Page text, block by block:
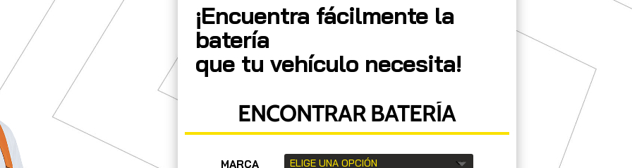
¡Encuentra fácilmente la
batería
que tu vehículo necesita!
ENCONTRAR BATERÍA
MARCA